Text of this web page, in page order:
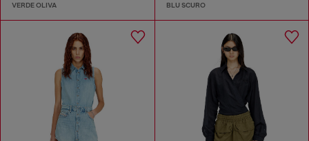
VERDE OLIVA BLU SCURO